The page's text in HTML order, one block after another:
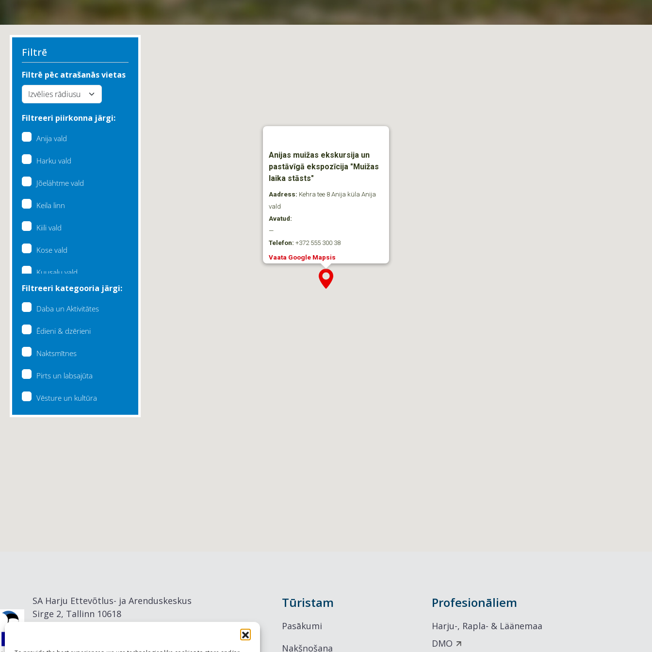
Filtrē
Filtrē pēc atrašanās vietas
Filtreeri piirkonna järgi:
Anija vald
Harku vald
Jõelähtme vald
Keila linn
Kiili vald
Kose vald
Kuusalu vald
Lääne-Harju vald
Filtreeri kategooria järgi:
Daba un Aktivitātes
Ēdieni & dzērieni
Naktsmītnes
Pirts un labsajūta
Vēsture un kultūra
Anijas muižas ekskursija un
pastāvīgā ekspozīcija "Muižas
laika stāsts"
Aadress: Kehra tee 8 Anija küla Anija
vald
Avatud:
—
Telefon: +372 555 300 38
Vaata Google Mapsis
SA Harju Ettevõtlus- ja Arenduskeskus
Sirge 2, Tallinn 10618
Tūristam
Pasākumi
Nakšņošana
Profesionāliem
Harju-, Rapla- & Läänemaa
DMO